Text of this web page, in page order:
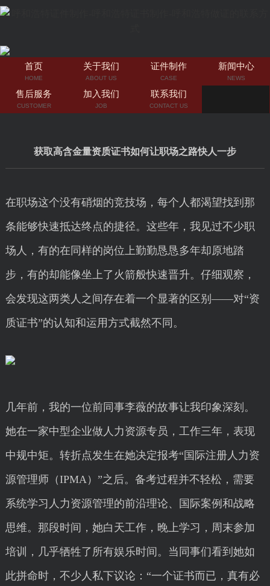
首页
HOME
关于我们
ABOUT US
证件制作
CASE
新闻中心
NEWS
售后服务
CUSTOMER
加入我们
JOB
联系我们
CONTACT US
获取高含金量资质证书如何让职场之路快人一步
在职场这个没有硝烟的竞技场，每个人都渴望找到那
条能够快速抵达终点的捷径。这些年，我见过不少职
场人，有的在同样的岗位上勤勤恳恳多年却原地踏
步，有的却能像坐上了火箭般快速晋升。仔细观察，
会发现这两类人之间存在着一个显著的区别——对“资
质证书”的认知和运用方式截然不同。
几年前，我的一位前同事李薇的故事让我印象深刻。
她在一家中型企业做人力资源专员，工作三年，表现
中规中矩。转折点发生在她决定报考“国际注册人力资
源管理师（IPMA）”之后。备考过程并不轻松，需要
系统学习人力资源管理的前沿理论、国际案例和战略
思维。那段时间，她白天工作，晚上学习，周末参加
培训，几乎牺牲了所有娱乐时间。当同事们看到她如
此拼命时，不少人私下议论：“一个证书而已，真有必